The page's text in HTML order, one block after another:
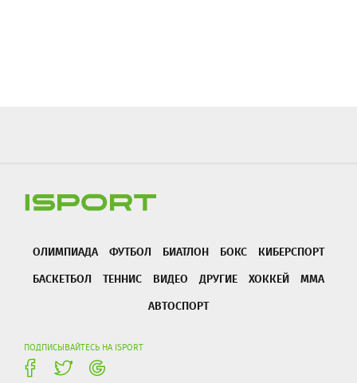
ОЛИМПИАДА ФУТБОЛ БИАТЛОН БОКС
КИБЕРСПОРТ
БАСКЕТБОЛ
ТЕННИС ВИДЕО ДРУГИЕ ХОККЕЙ
ММА
АВТОСПОРТ
ПОДПИСЫВАЙТЕСЬ НА ISPORT